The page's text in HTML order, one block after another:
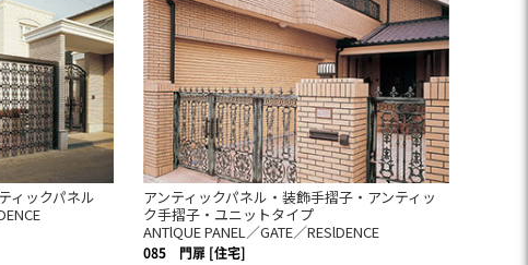
ィックパネル
アンティックパネル・装飾手摺子・アンティッ
ク手摺子・ユニットタイプ
ANTlQUE PANEL／GATE／RESlDENCE
085 門扉 [住宅]